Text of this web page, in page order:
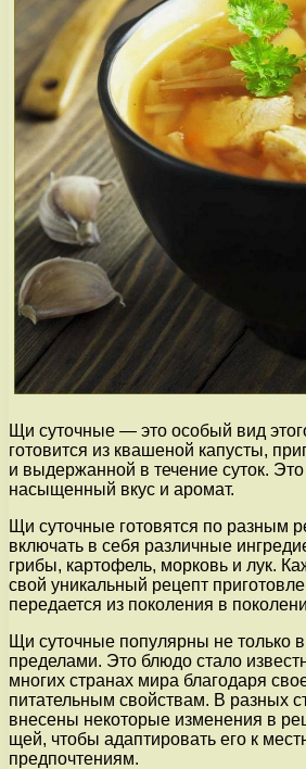
Щи суточные — это особый вид
готовится из квашеной капусты,
и выдержанной в течение суток.
насыщенный вкус и аромат.
Щи суточные готовятся по разным
включать в себя различные
грибы, картофель, морковь и лук.
свой уникальный рецепт
передается из поколения в
Щи суточные популярны не только
пределами. Это блюдо стало
многих странах мира благодаря
питательным свойствам. В разных
внесены некоторые изменения в
щей, чтобы адаптировать его к
предпочтениям.